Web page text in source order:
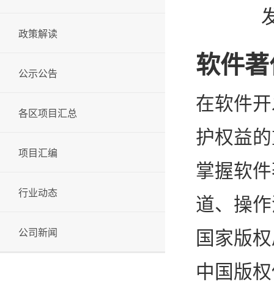
软件
在软件
护权益
掌握软
道、操
国家版
中国版
政策解读
公示公告
各区项目汇总
项目汇编
行业动态
公司新闻